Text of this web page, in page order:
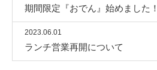
期間限定『おでん』始めました！
2023.06.01
ランチ営業再開について